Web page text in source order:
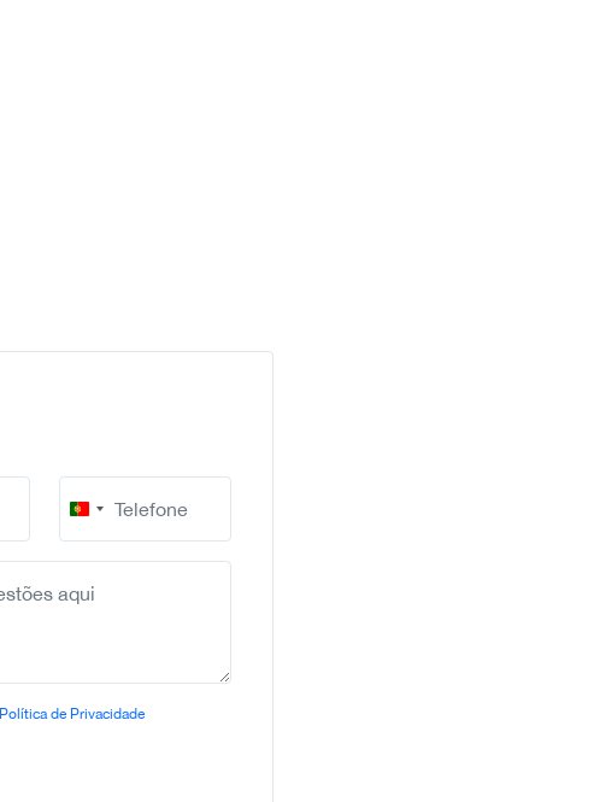
Portugal
+351
Política de Privacidade